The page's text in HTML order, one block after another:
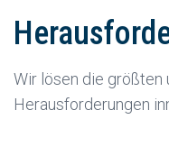
Wir lösen die größten
Herausforderungen